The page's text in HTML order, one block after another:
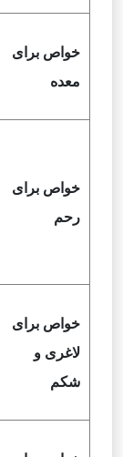
خواص برای
معده
خواص برای
رحم
خواص برای
لاغری و
شکم